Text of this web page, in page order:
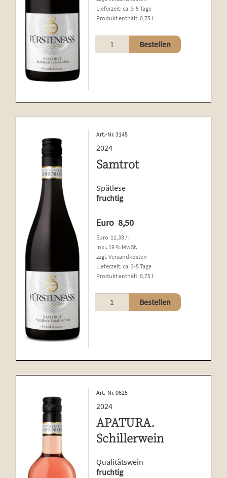
Lieferzeit:ca. 3-5 Tage
Produkt enthält: 0,75 l
Samtrot
Menge
Bestellen
Art.-Nr. 3145
2024
Samtrot
Spätlese
fruchtig
Euro 8,50
Euro 11,33/ l
inkl. 19 % MwSt.
zzgl.Versandkosten
Lieferzeit:ca. 3-5 Tage
Produkt enthält: 0,75 l
Samtrot
Menge
Bestellen
Art.-Nr. 0625
2024
APATURA.
Schillerwein
Qualitätswein
fruchtig